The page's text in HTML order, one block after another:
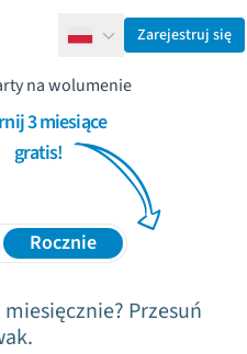
PolskiZarejestruj się
na wolumenie
3 miesiące
gratis!
Rocznie
Przesuń